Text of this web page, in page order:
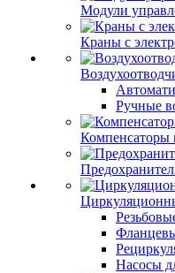
Модули
Краны с
Ручные
Компенсаторы
Насосы